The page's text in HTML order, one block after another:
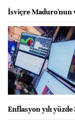
İsviçre Maduro'nun
Enflasyon yılı